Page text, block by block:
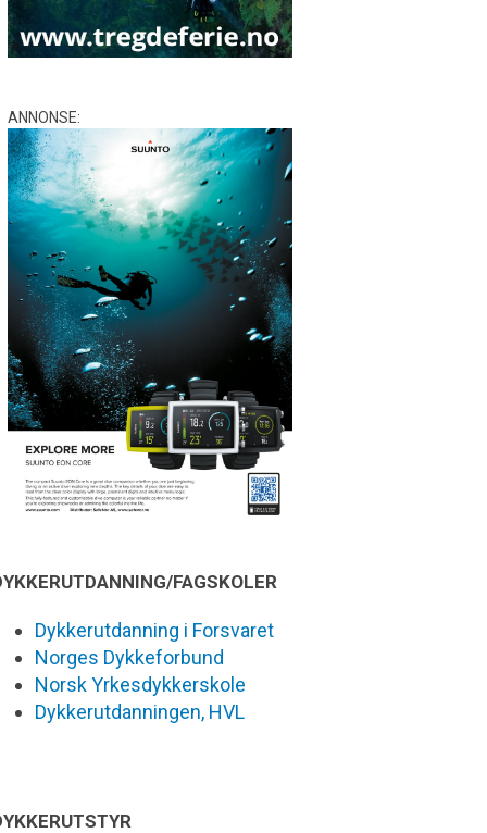
ANNONSE:
FAGSKOLER
Dykkerutdanning i Forsvaret
Norges Dykkeforbund
Norsk Yrkesdykkerskole
Dykkerutdanningen, HVL